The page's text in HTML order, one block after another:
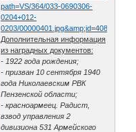
path=VS/364/033-0690306-
0204+012-
0203/
Дополнительная информация
из наградных документов:
- 1922 года рождения;
- призван 10 сентября 1940
года Николаевским РВК
Пензенской области;
- красноармеец. Радист,
взвод управления 2
дивизиона 531 Армейского